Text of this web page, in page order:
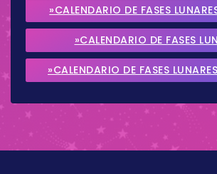
»CALENDARIO DE FASES
2026
»CALENDARIO DE FASES
SEPTIEMBRE 2026
»CALENDARIO DE FASES